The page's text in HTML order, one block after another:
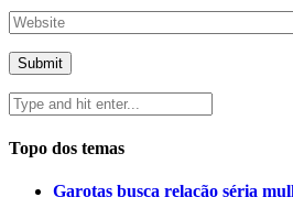
Topo dos temas
Garotas busca relação séria